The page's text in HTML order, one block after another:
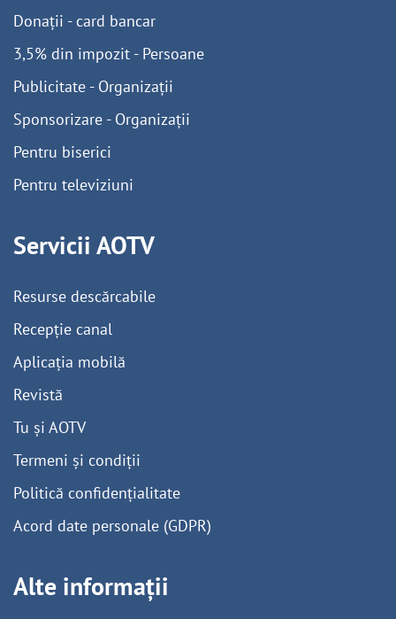
Donații - card bancar
3,5% din impozit - Persoane
Publicitate - Organizații
Sponsorizare - Organizații
Pentru biserici
Pentru televiziuni
Servicii AOTV
Resurse descărcabile
Recepție canal
Aplicația mobilă
Revistă
Tu și AOTV
Termeni și condiții
Politică confidențialitate
Acord date personale (GDPR)
Alte informații